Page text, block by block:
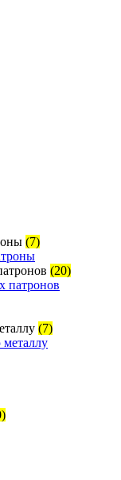
(7)
(20)
(7)